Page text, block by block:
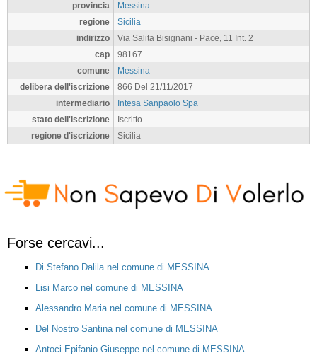
provincia
Messina
regione
Sicilia
indirizzo
Via Salita Bisignani - Pace, 11 Int. 2
cap
98167
comune
Messina
delibera dell'iscrizione
866 Del 21/11/2017
intermediario
Intesa Sanpaolo Spa
stato dell'iscrizione
Iscritto
regione d'iscrizione
Sicilia
Forse cercavi...
Di Stefano Dalila nel comune di MESSINA
Lisi Marco nel comune di MESSINA
Alessandro Maria nel comune di MESSINA
Del Nostro Santina nel comune di MESSINA
Antoci Epifanio Giuseppe nel comune di MESSINA